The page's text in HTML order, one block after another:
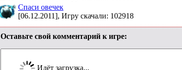
Спаси овечек
[06.12.2011], Игру скачали: 102918
Оставьте свой комментарий к игре:
Идёт загрузка...